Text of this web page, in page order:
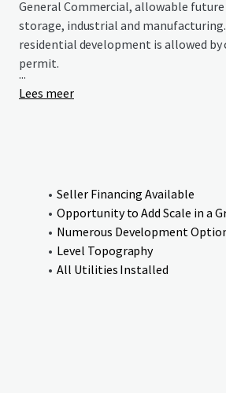
General Commercial, allowable
storage, industrial and
residential development is allowed by
permit.
...
Lees meer
Seller Financing Available
Opportunity to Add Scale in a
Numerous Development
Level Topography
All Utilities Installed